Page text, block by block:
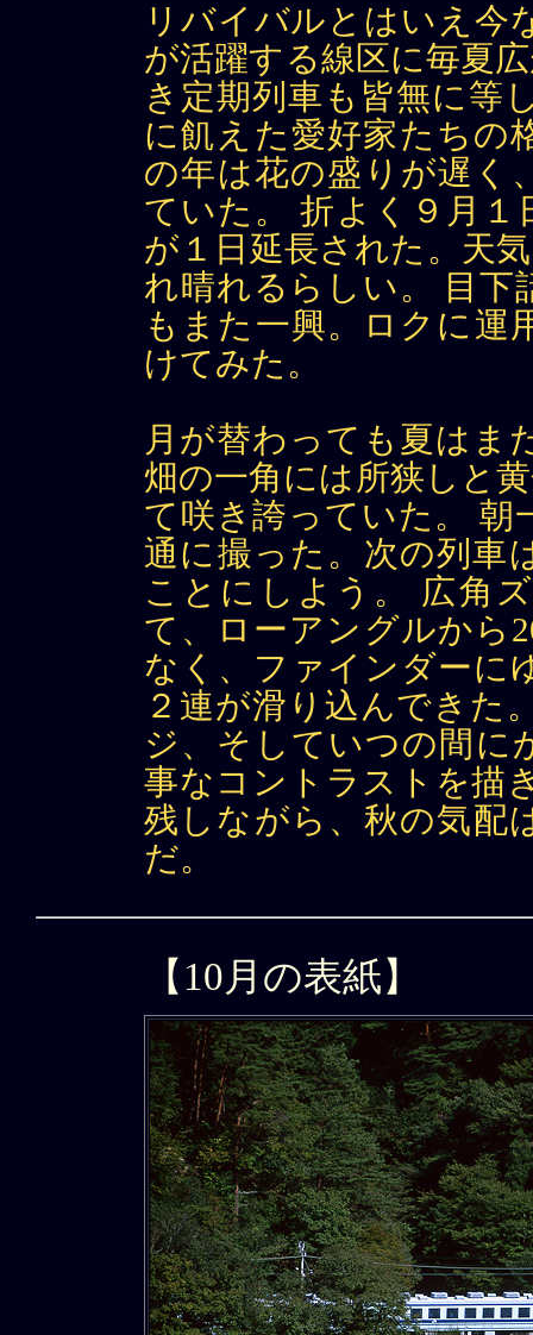
リバイバルとはいえ今
が活躍する線区に毎夏
き定期列車も皆無に等
に飢えた愛好家たちの
の年は花の盛りが遅く
ていた。 折よく９月１
が１日延長された。天
れ晴れるらしい。 目下
もまた一興。ロクに運
けてみた。
月が替わっても夏はま
畑の一角には所狭しと
て咲き誇っていた。 朝
通に撮った。次の列車
ことにしよう。 広角
て、ローアングルから
なく、ファインダーに
２連が滑り込んできた
ジ、そしていつの間に
事なコントラストを描
残しながら、秋の気配
だ。
【10月の表紙】